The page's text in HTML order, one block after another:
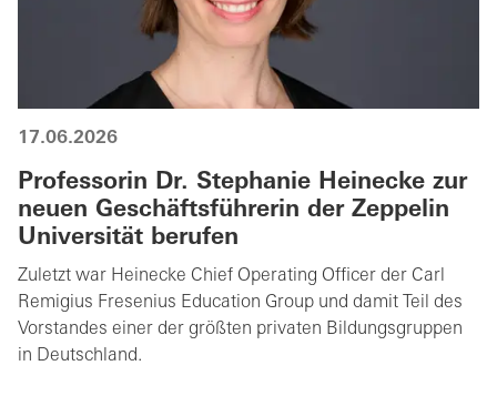
17.06.2026
Professorin Dr. Stephanie Heinecke zur
neuen Geschäftsführerin der Zeppelin
Universität berufen
Zuletzt war Heinecke Chief Operating Officer der Carl
Remigius Fresenius Education Group und damit Teil des
Vorstandes einer der größten privaten Bildungsgruppen
in Deutschland.